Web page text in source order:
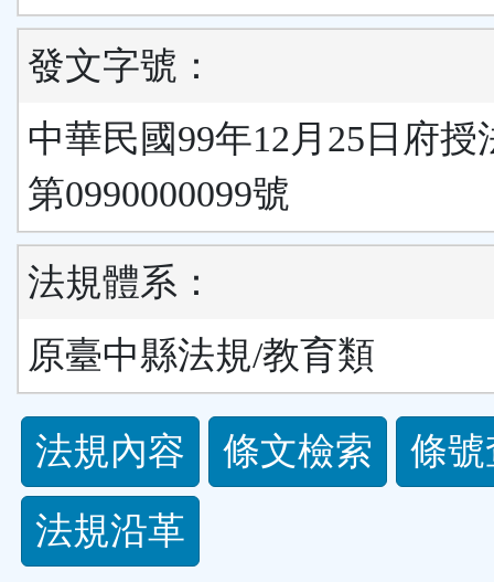
發文字號：
中華民國99年12月25日府授
第0990000099號
法規體系：
原臺中縣法規/教育類
法
規
功
法規內容 條文檢索
條
法規沿革